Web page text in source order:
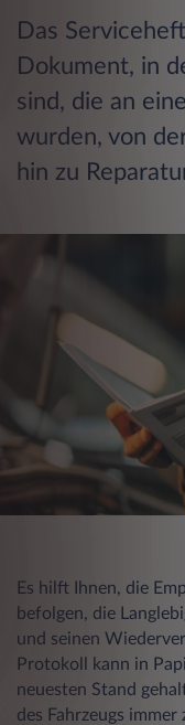
Das
Dokument, in
sind, die an
wurden, von
hin zu
Es hilft Ihnen, die
befolgen, die
und seinen
Protokoll kann in
neuesten Stand
des Fahrzeugs